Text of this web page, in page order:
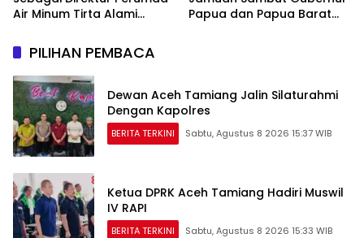
Air Minum Tirta Alami
2026–2031
Papua dan Papua Barat
PILIHAN PEMBACA
Dewan Aceh Tamiang Jalin Silaturahmi
Dengan Kapolres
BERITA TERKINI Sabtu, Agustus 8 2026 15:37 WIB
Ketua DPRK Aceh Tamiang Hadiri Muswil
IV RAPI
BERITA TERKINI Sabtu, Agustus 8 2026 15:33 WIB